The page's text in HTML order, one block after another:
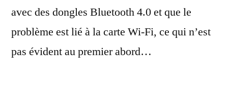
avec des dongles Bluetooth 4.0 et que le
problème est lié à la carte Wi-Fi, ce qui n’est
pas évident au premier abord…